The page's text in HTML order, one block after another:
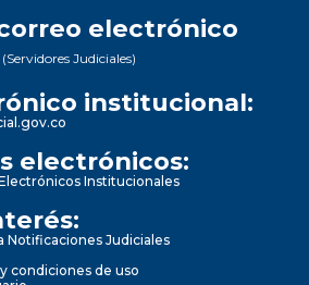
electrónico
(Servidores Judiciales)
institucional:
electrónicos:
Institucionales
Notificaciones Judiciales
condiciones de uso